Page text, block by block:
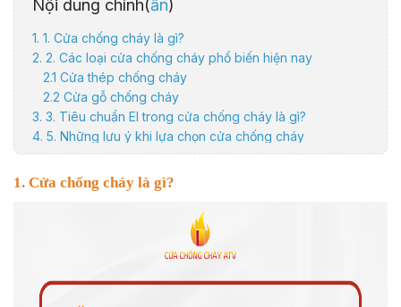
Nội dung chính(ẩn)
1. 1. Cửa chống cháy là gì?
2. 2. Các loại cửa chống cháy phổ biến hiện nay
2.1 Cửa thép chống cháy
2.2 Cửa gỗ chống cháy
3. 3. Tiêu chuẩn EI trong cửa chống cháy là gì?
4. 5. Những lưu ý khi lựa chọn cửa chống cháy
4.1 6. Kết luận
1. Cửa chống cháy là gì?